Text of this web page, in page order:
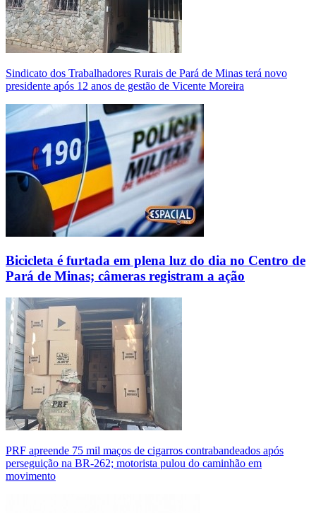
Sindicato dos Trabalhadores Rurais de Pará de Minas terá novo
presidente após 12 anos de gestão de Vicente Moreira
Bicicleta é furtada em plena luz do dia no Centro de
Pará de Minas; câmeras registram a ação
PRF apreende 75 mil maços de cigarros contrabandeados após
perseguição na BR-262; motorista pulou do caminhão em
movimento